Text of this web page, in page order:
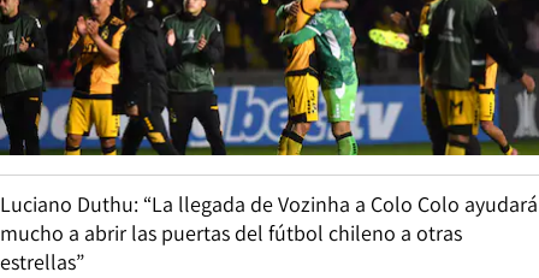
Luciano Duthu: “La llegada de Vozinha a Colo Colo ayudará
mucho a abrir las puertas del fútbol chileno a otras
estrellas”